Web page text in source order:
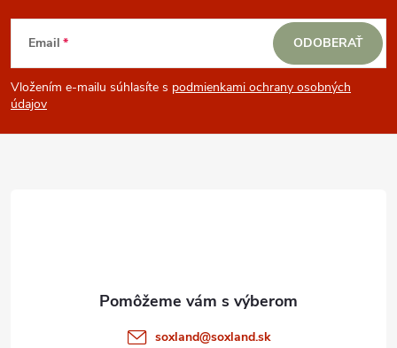
Z
á
p
Email
Vložením e-mailu súhlasíte s podmienkami ochrany osobných
údajov
ODOBERAŤ
soxland@soxland.sk